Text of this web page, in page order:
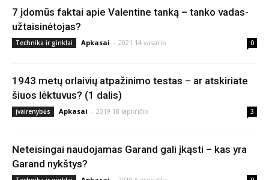
7 įdomūs faktai apie Valentine tanką – tanko vadas-
užtaisinėtojas?
Technika ir ginklai Apkasai - 2021 14 vasario 0
1943 metų orlaivių atpažinimo testas – ar atskiriate
šiuos lėktuvus? (1 dalis)
Įvairenybės Apkasai - 2019 18 lapkričio 3
Neteisingai naudojamas Garand gali įkąsti – kas yra
Garand nykštys?